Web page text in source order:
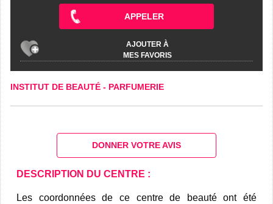
APPELER
AJOUTER À
MES FAVORIS
INSTITUT DE BEAUTÉ - PARFUMERIE
DONNER VOTRE AVIS
DESCRIPTION DU CENTRE :
Les coordonnées de ce centre de beauté ont été